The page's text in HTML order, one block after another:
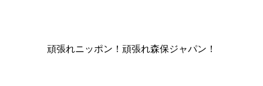
頑張れニッポン！頑張れ森保ジャパン！